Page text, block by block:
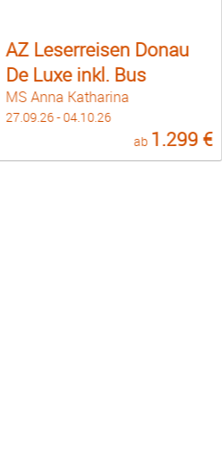
AZ Leserreisen Donau
De Luxe inkl. Bus
MS Anna Katharina
27.09.26 - 04.10.26
ab 1.299 €